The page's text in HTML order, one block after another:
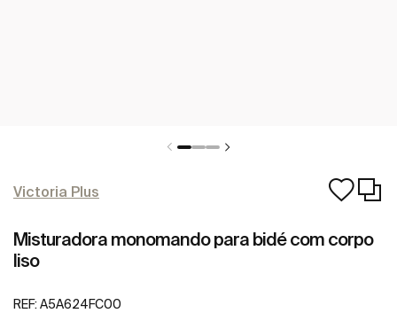
Victoria Plus
Misturadora monomando para bidé com corpo
liso
REF: A5A624FC00